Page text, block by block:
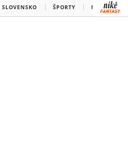
SLOVENSKO ŠPORTY